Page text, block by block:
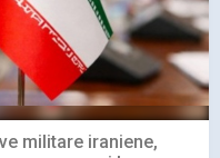
militare iraniene,